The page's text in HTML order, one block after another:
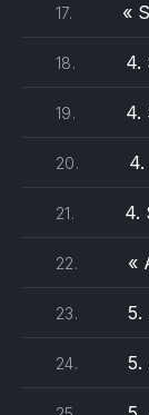
17. «
18. 4.
19. 4.
20.
21. 4.
22. «
23. 5.
24. 5.